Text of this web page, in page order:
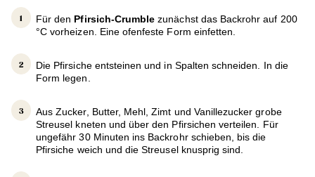
Für den Pfirsich-Crumble zunächst das Backrohr auf 200
°C vorheizen. Eine ofenfeste Form einfetten.
Die Pfirsiche entsteinen und in Spalten schneiden. In die
Form legen.
Aus Zucker, Butter, Mehl, Zimt und Vanillezucker grobe
Streusel kneten und über den Pfirsichen verteilen. Für
ungefähr 30 Minuten ins Backrohr schieben, bis die
Pfirsiche weich und die Streusel knusprig sind.